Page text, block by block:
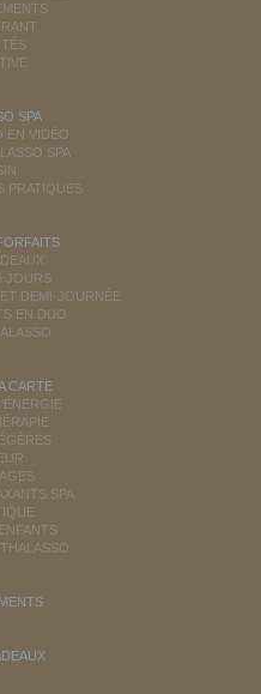
SPA
EN VIDÉO
SPA
PRATIQUES
JOURS
DEMI-JOURNÉE
EN DUO
CARTE
SPA
THALASSO